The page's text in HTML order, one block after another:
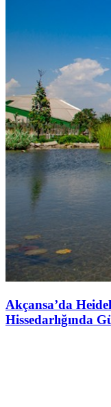
Akçansa’da
Hissedarlığında